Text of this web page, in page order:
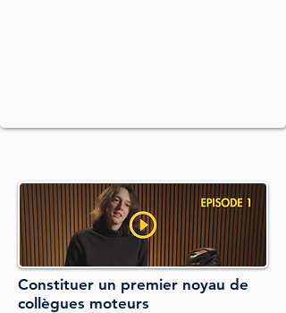
Constituer un premier noyau de
collègues moteurs